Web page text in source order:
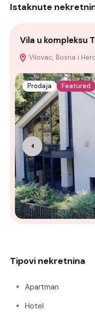
Istaknute
Vila u kompleksu
Vilovac, Bosna i
Prodaja Featured
Tipovi nekretnina
Apartman
Hotel